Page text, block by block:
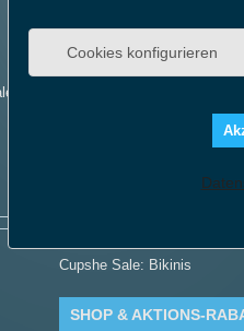
SHOP & AKTIONS-
Gültig bis: 31.12.2026
Produkte: Cupshe Sale:
Kundenkreis: Neu- und
Cupshe Sale: Bikinis
SHOP & AKTIONS-
Cookies konfigurieren